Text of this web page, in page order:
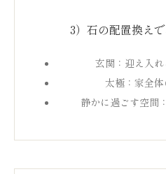
3）石の配置換え
玄関：迎え入
太極：家全
静かに過ごす空間